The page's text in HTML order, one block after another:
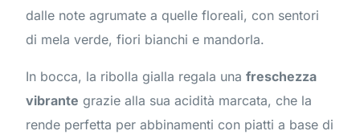
dalle note agrumate a quelle floreali, con sentori
di mela verde, fiori bianchi e mandorla.
In bocca, la ribolla gialla regala unafreschezza
vibrante grazie alla sua acidità marcata, che la
rende perfetta per abbinamenti con piatti a base di